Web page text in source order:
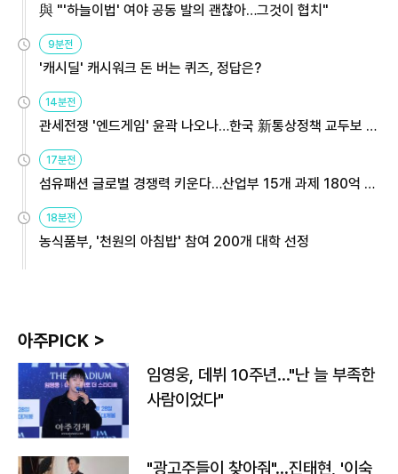
與 "'하늘이법' 여야 공동 발의 괜찮아…그것이 협치"
9분전
'캐시딜' 캐시워크 돈 버는 퀴즈, 정답은?
14분전
관세전쟁 '엔드게임' 윤곽 나오나…한국 新통상정책 교두보 활
용해야
17분전
섬유패션 글로벌 경쟁력 키운다…산업부 15개 과제 180억 지
원
18분전
농식품부, '천원의 아침밥' 참여 200개 대학 선정
아주PICK >
임영웅, 데뷔 10주년…"난 늘 부족한
사람이었다"
"광고주들이 찾아줘"…진태현, '이숙